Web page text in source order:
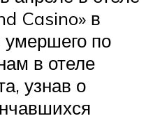
Casino» в
по
в отеле
узнав о